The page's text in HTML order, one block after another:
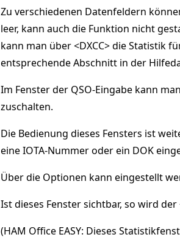
Zu verschiedenen Datenfeldern
leer, kann auch die Funktion nicht
kann man über <DXCC> die Statistik
entsprechende Abschnitt in der
Im Fenster der QSO-Eingabe kann
zuschalten.
Die Bedienung dieses Fensters ist
eine IOTA-Nummer oder ein DOK
Über die Optionen kann eingestellt
Ist dieses Fenster sichtbar, so wird
(HAM Office EASY: Dieses